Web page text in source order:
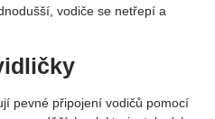
vodiče se netřepí a
pevné připojení vodičů pomocí